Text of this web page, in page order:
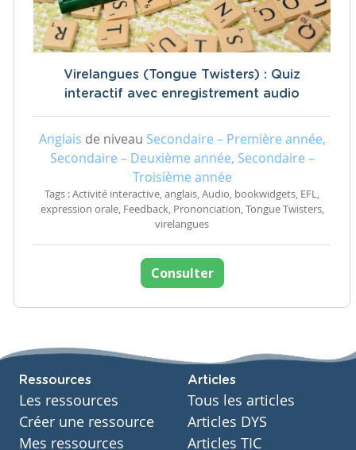
Virelangues (Tongue Twisters) : Quiz
interactif avec enregistrement audio
Anglais de niveau Secondaire – Première année,
Secondaire – Deuxième année, Secondaire –
Troisième année
Tags : Activité interactive, anglais, Audio, bookwidgets, EFL,
expression orale, Feedback, Prononciation, Tongue Twisters,
virelangues
Consulter
Ressources
Les ressources
Créer une ressource
Mes ressources
Articles
Tous les articles
Articles DYS
Articles TIC